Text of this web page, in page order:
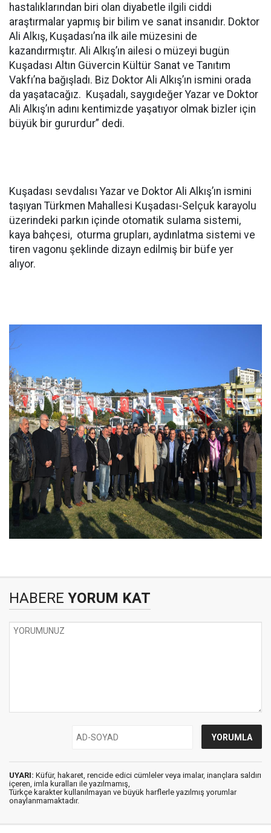
hastalıklarından biri olan diyabetle ilgili ciddi
araştırmalar yapmış bir bilim ve sanat insanıdır. Doktor
Ali Alkış, Kuşadası’na ilk aile müzesini de
kazandırmıştır. Ali Alkış’ın ailesi o müzeyi bugün
Kuşadası Altın Güvercin Kültür Sanat ve Tanıtım
Vakfı’na bağışladı. Biz Doktor Ali Alkış’ın ismini orada
da yaşatacağız. Kuşadalı, saygıdeğer Yazar ve Doktor
Ali Alkış’ın adını kentimizde yaşatıyor olmak bizler için
büyük bir gururdur” dedi.
Kuşadası sevdalısı Yazar ve Doktor Ali Alkış’ın ismini
taşıyan Türkmen Mahallesi Kuşadası-Selçuk karayolu
üzerindeki parkın içinde otomatik sulama sistemi,
kaya bahçesi, oturma grupları, aydınlatma sistemi ve
tiren vagonu şeklinde dizayn edilmiş bir büfe yer
alıyor.
HABERE YORUM KAT
UYARI: Küfür, hakaret, rencide edici cümleler veya imalar, inançlara saldırı
içeren, imla kuralları ile yazılmamış,
Türkçe karakter kullanılmayan ve büyük harflerle yazılmış yorumlar
onaylanmamaktadır.